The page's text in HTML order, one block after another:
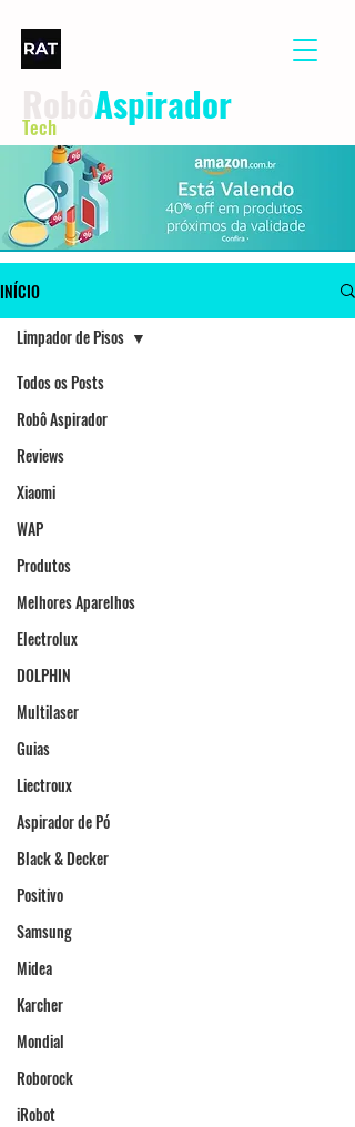
Aspirador
Tech
INÍCIO
Todos os Posts
Robô Aspirador
Reviews
Xiaomi
WAP
Produtos
Melhores Aparelhos
Electrolux
DOLPHIN
Multilaser
Guias
Liectroux
Aspirador de Pó
Black & Decker
Positivo
Samsung
Midea
Karcher
Mondial
Roborock
iRobot
Limpador de Pisos